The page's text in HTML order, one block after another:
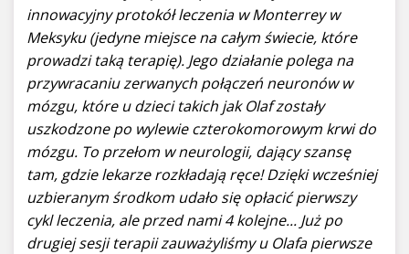
innowacyjny protokół leczenia w Monterrey w
Meksyku (jedyne miejsce na całym świecie, które
prowadzi taką terapię). Jego działanie polega na
przywracaniu zerwanych połączeń neuronów w
mózgu, które u dzieci takich jak Olaf zostały
uszkodzone po wylewie czterokomorowym krwi do
mózgu. To przełom w neurologii, dający szansę
tam, gdzie lekarze rozkładają ręce! Dzięki wcześniej
uzbieranym środkom udało się opłacić pierwszy
cykl leczenia, ale przed nami 4 kolejne... Już po
drugiej sesji terapii zauważyliśmy u Olafa pierwsze